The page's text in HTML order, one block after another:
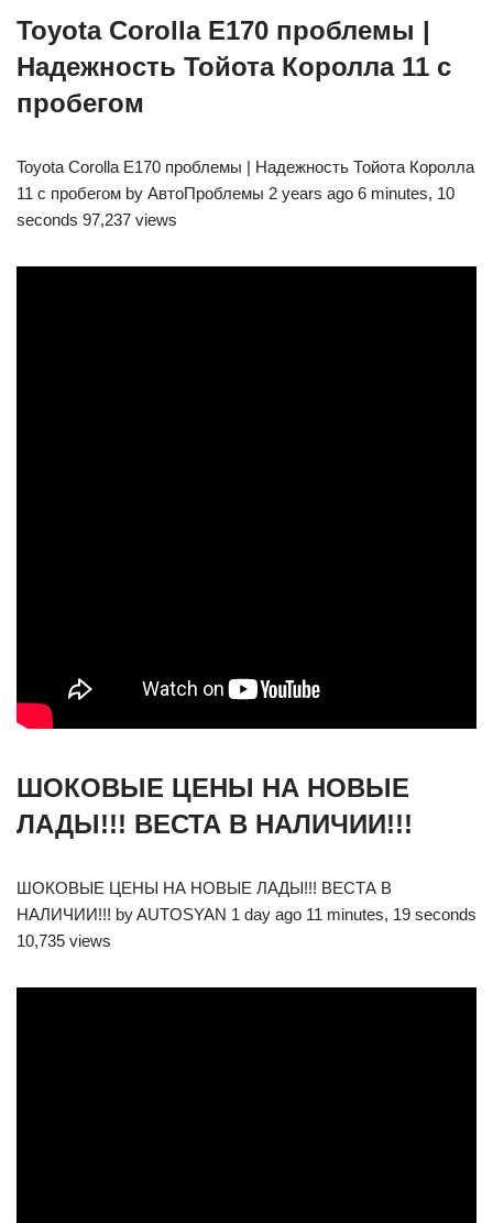
Toyota Corolla E170 проблемы |
Надежность Тойота Королла 11 с
пробегом
Toyota Corolla E170 проблемы | Надежность Тойота Королла
11 с пробегом by АвтоПроблемы 2 years ago 6 minutes, 10
seconds 97,237 views
ШОКОВЫЕ ЦЕНЫ НА НОВЫЕ
ЛАДЫ!!! ВЕСТА В НАЛИЧИИ!!!
ШОКОВЫЕ ЦЕНЫ НА НОВЫЕ ЛАДЫ!!! ВЕСТА В
НАЛИЧИИ!!! by AUTOSYAN 1 day ago 11 minutes, 19 seconds
10,735 views